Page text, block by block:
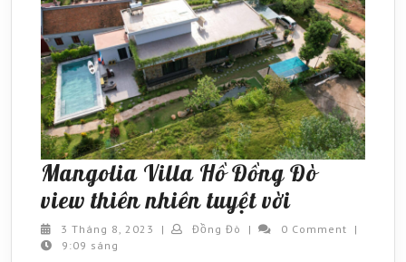
Mangolia Villa Hồ Đồng Đò
view thiên nhiên tuyệt vờiMangolia
Villa
3 Tháng 8, 2023 | Đồng Đò Đồng
| 0 Comment
|
9:09 sáng